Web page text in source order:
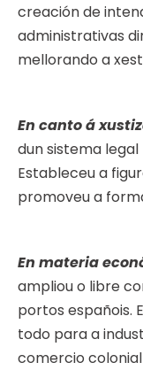
creación de
administrativas
mellorando a
En canto á
dun sistema
Estableceu a
promoveu a
En materia
ampliou o libre
portos españois.
todo para a
comercio